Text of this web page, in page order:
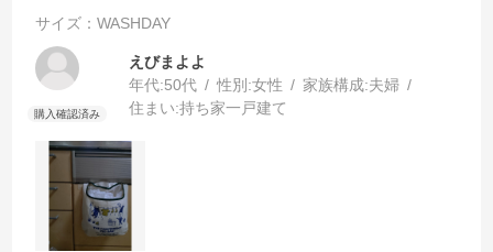
サイズ：WASHDAY
えびまよよ
年代:50代 性別:女性 家族構成:夫婦
住まい:持ち家一戸建て